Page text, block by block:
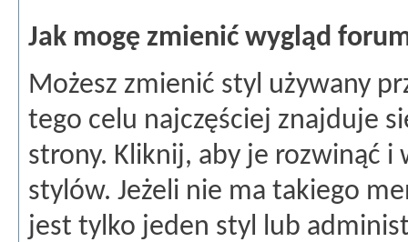
Jak mogę zmienić wygląd
Możesz zmienić styl używany
tego celu najczęściej znajduje
strony. Kliknij, aby je rozwinąć
stylów. Jeżeli nie ma takiego
jest tylko jeden styl lub